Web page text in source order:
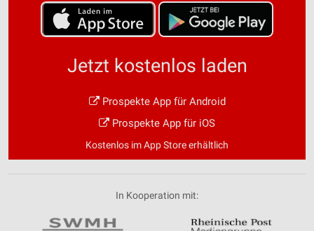
Jetzt kostenlos laden
Prospekte App für Android
Prospekte App für iOS
Kostenlos im App Store erhältlich
In Kooperation mit: